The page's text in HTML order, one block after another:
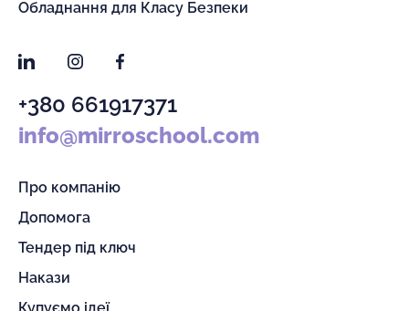
Обладнання для Класу Безпеки
LinkedInInstagramFacebook
+380 661917371
info@mirroschool.com
Про компанію
Допомога
Тендер під ключ
Накази